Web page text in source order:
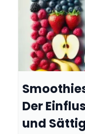
Der
und